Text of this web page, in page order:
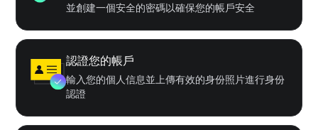
並創建一個安全的密碼以確保您的帳戶安全
認證您的帳戶
輸入您的個人信息並上傳有效的身份照片進行身份
認證